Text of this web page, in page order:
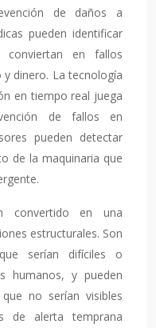
de daños a
pueden identificar
en fallos
dinero. La tecnología
en tiempo real juega
de fallos en
pueden detectar
de la maquinaria que
convertido en una
estructurales. Son
serían difíciles o
humanos, y pueden
no serían visibles
de alerta temprana